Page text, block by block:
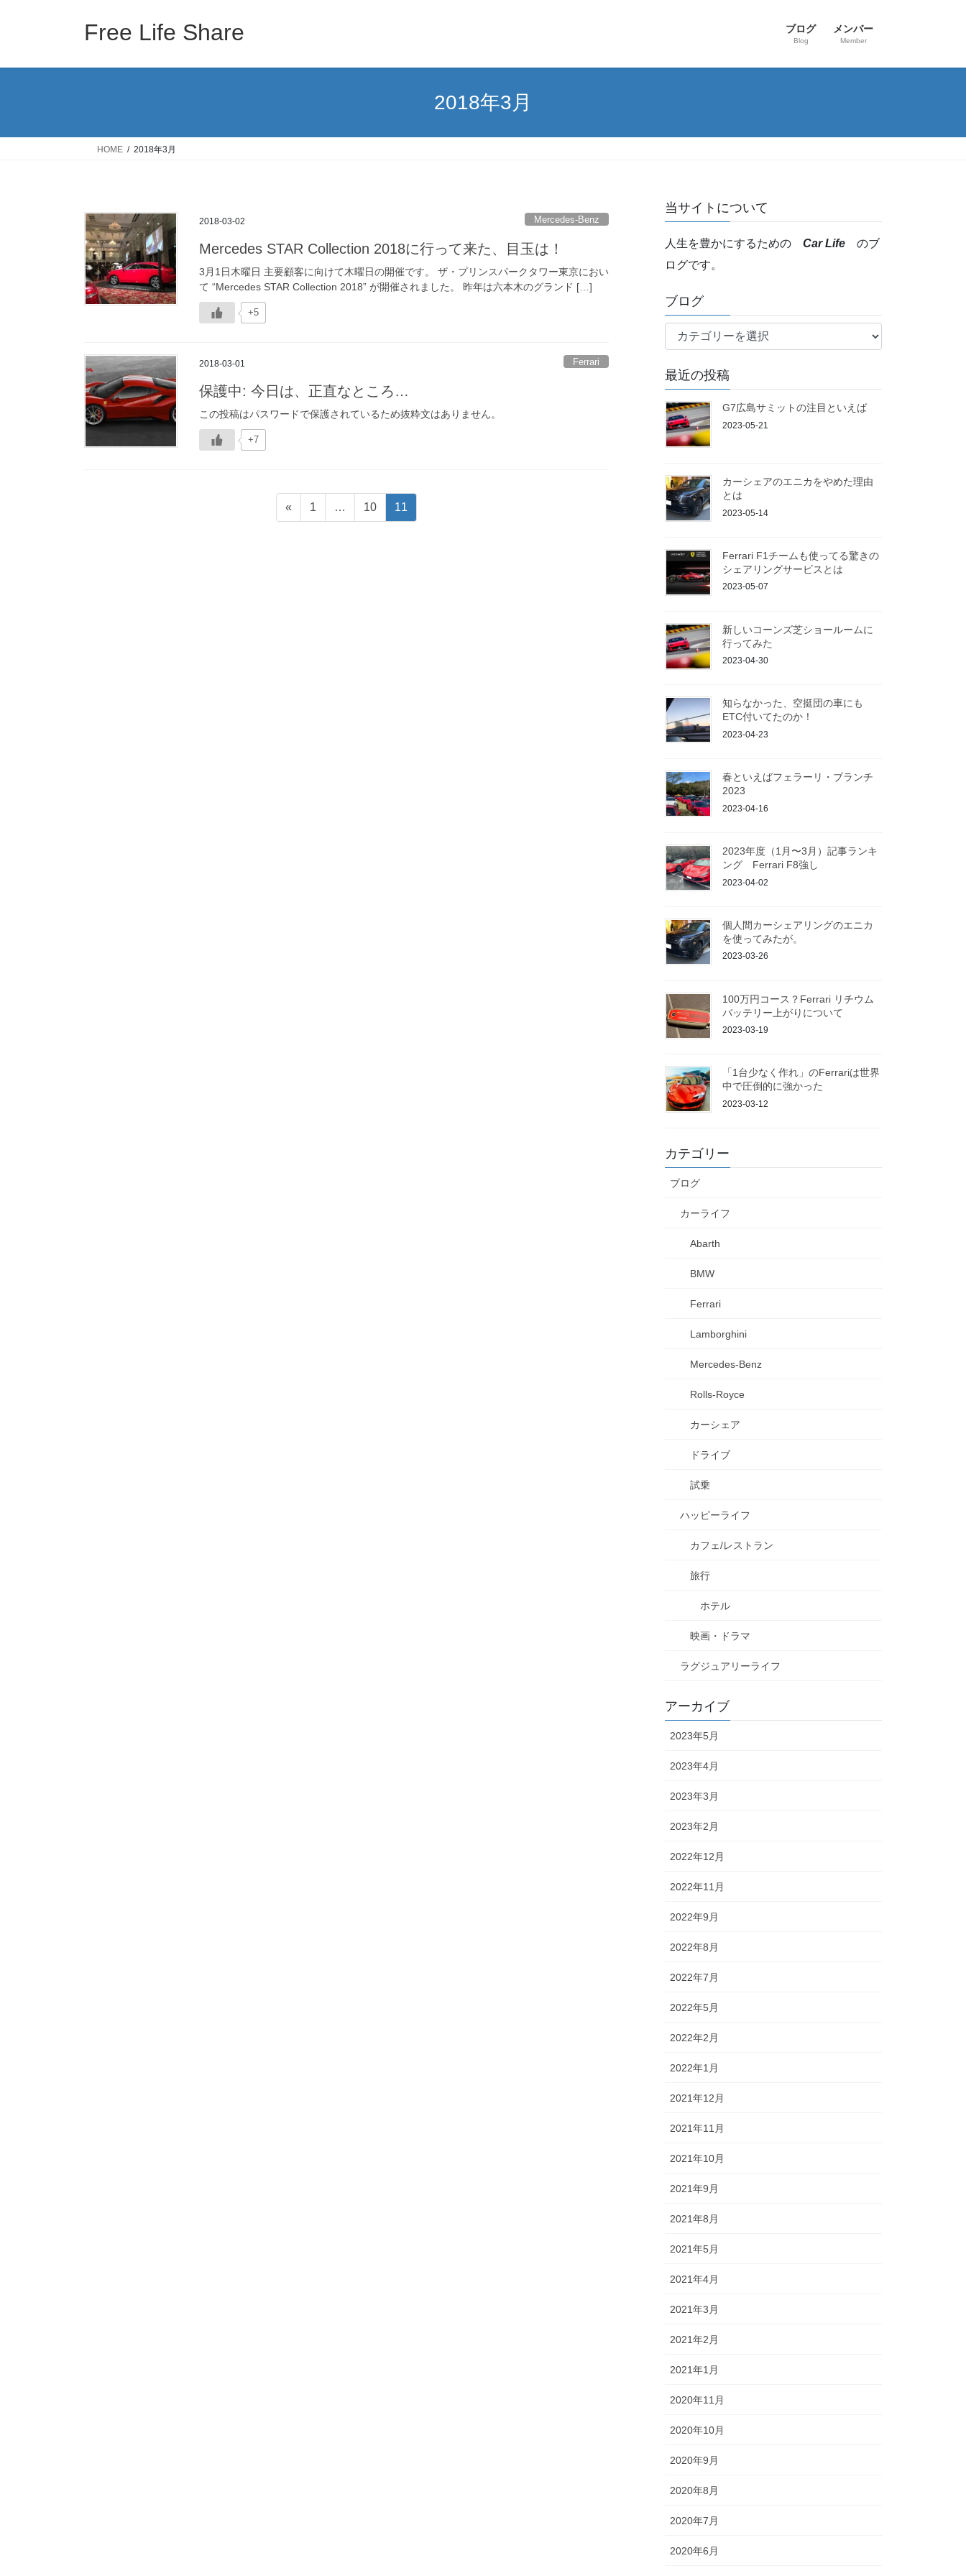
Free Life Share ブログ
Blog
メンバー
Member
2018年3月
HOME 2018年3月
2018-03-02 Mercedes-Benz
Mercedes STAR Collection 2018に行って来た、目玉は！
3月1日木曜日 主要顧客に向けて木曜日の開催です。 ザ・プリンスパークタワー東京におい
て “Mercedes STAR Collection 2018” が開催されました。 昨年は六本木のグランド […]
+5
2018-03-01 Ferrari
保護中: 今日は、正直なところ…
この投稿はパスワードで保護されているため抜粋文はありません。
+7
«
固
定
1 …
固
定
10
固
定
11
当サイトについて
人生を豊かにするためのCar Lifeのブ
ログです。
ブログ
ロ
最近の投稿
G7広島サミットの注目といえば
2023-05-21
カーシェアのエニカをやめた理由
とは
2023-05-14
Ferrari F1チームも使ってる驚きの
シェアリングサービスとは
2023-05-07
新しいコーンズ芝ショールームに
行ってみた
2023-04-30
知らなかった、空挺団の車にも
ETC付いてたのか！
2023-04-23
春といえばフェラーリ・ブランチ
2023
2023-04-16
2023年度（1月〜3月）記事ランキ
ング Ferrari F8強し
2023-04-02
個人間カーシェアリングのエニカ
を使ってみたが。
2023-03-26
100万円コース？Ferrari リチウム
バッテリー上がりについて
2023-03-19
「1台少なく作れ」のFerrariは世界
中で圧倒的に強かった
2023-03-12
カテゴリー
ブログ
カーライフ
Abarth
BMW
Ferrari
Lamborghini
Mercedes-Benz
Rolls-Royce
カーシェア
ドライブ
試乗
ハッピーライフ
カフェ/レストラン
旅行
ホテル
映画・ドラマ
ラグジュアリーライフ
アーカイブ
2023年5月
2023年4月
2023年3月
2023年2月
2022年12月
2022年11月
2022年9月
2022年8月
2022年7月
2022年5月
2022年2月
2022年1月
2021年12月
2021年11月
2021年10月
2021年9月
2021年8月
2021年5月
2021年4月
2021年3月
2021年2月
2021年1月
2020年11月
2020年10月
2020年9月
2020年8月
2020年7月
2020年6月